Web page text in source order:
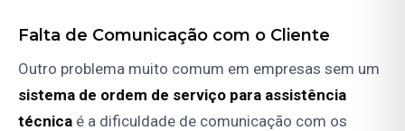
Falta de Comunicação com o Cliente
Outro problema muito comum em empresas sem um
sistema de ordem de serviço para assistência
técnica é a dificuldade de comunicação com os